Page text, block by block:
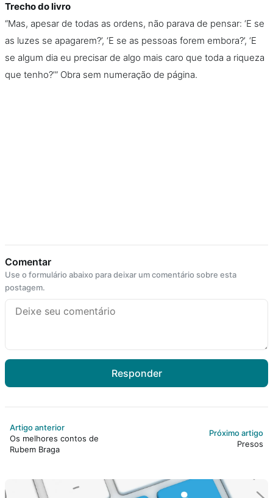
Trecho do livro
“Mas, apesar de todas as ordens, não parava de pensar: ‘E se
as luzes se apagarem?’, ‘E se as pessoas forem embora?’, ‘E
se algum dia eu precisar de algo mais caro que toda a riqueza
que tenho?’” Obra sem numeração de página.
Comentar
Use o formulário abaixo para deixar um comentário sobre esta
postagem.
Responder
Artigo anterior
Os melhores contos de
Rubem Braga
Próximo artigo
Presos